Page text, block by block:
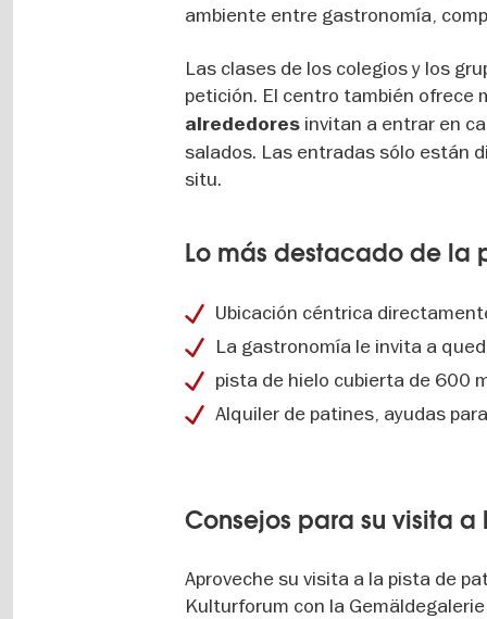
ambiente entre gastronomía,
Las clases de los colegios y los
petición. El centro también ofrece
alrededores invitan a entrar en
salados. Las entradas sólo están
situ.
Lo más destacado de la
Ubicación céntrica
La gastronomía le invita a
pista de hielo cubierta de 600
Alquiler de patines, ayudas
Consejos para su visita
Aproveche su visita a la pista de
Kulturforum con la